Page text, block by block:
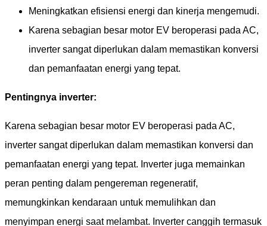
Meningkatkan efisiensi energi dan kinerja mengemudi.
Karena sebagian besar motor EV beroperasi pada AC,
inverter sangat diperlukan dalam memastikan konversi
dan pemanfaatan energi yang tepat.
Pentingnya inverter:
Karena sebagian besar motor EV beroperasi pada AC,
inverter sangat diperlukan dalam memastikan konversi dan
pemanfaatan energi yang tepat. Inverter juga memainkan
peran penting dalam pengereman regeneratif,
memungkinkan kendaraan untuk memulihkan dan
menyimpan energi saat melambat. Inverter canggih termasuk